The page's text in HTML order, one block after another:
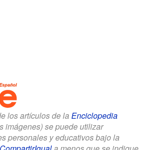
los artículos de la Enciclopedia
imágenes) se puede utilizar
personales y educativos bajo la